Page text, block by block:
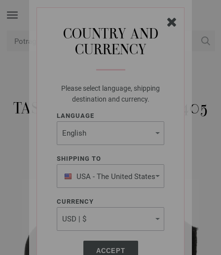
COUNTRY AND
CURRENCY
Please select language, shipping
destination and currency.
LANGUAGE
SHIPPING TO
USA - The United States
of America
CURRENCY
ACCEPT
UNION KNOPF
TASCHENGURTBAND 7405
Artikl br.: 7405